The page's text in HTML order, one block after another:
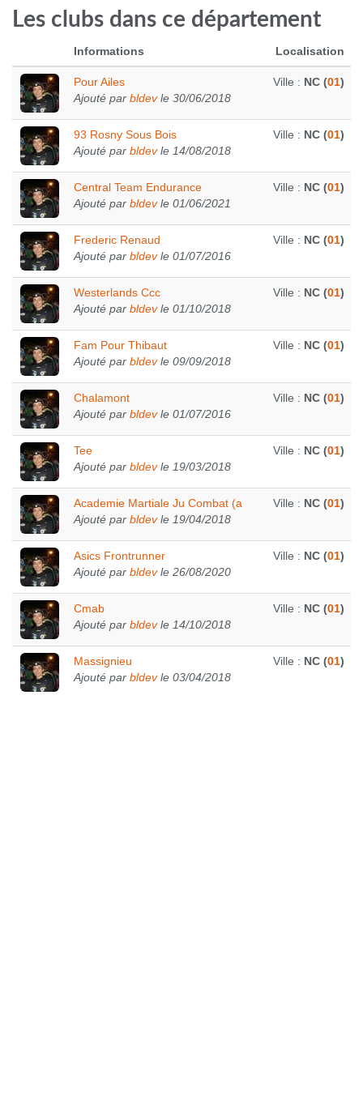
Les clubs dans ce département
Informations Localisation
Pour Ailes
Ajouté par bldevle 30/06/2018
Ville : NC (01)
93 Rosny Sous Bois
Ajouté par bldevle 14/08/2018
Ville : NC (01)
Central Team Endurance
Ajouté par bldevle 01/06/2021
Ville : NC (01)
Frederic Renaud
Ajouté par bldevle 01/07/2016
Ville : NC (01)
Westerlands Ccc
Ajouté par bldevle 01/10/2018
Ville : NC (01)
Fam Pour Thibaut
Ajouté par bldevle 09/09/2018
Ville : NC (01)
Chalamont
Ajouté par bldevle 01/07/2016
Ville : NC (01)
Tee
Ajouté par bldevle 19/03/2018
Ville : NC (01)
Academie Martiale Ju Combat (a
Ajouté par bldevle 19/04/2018
Ville : NC (01)
Asics Frontrunner
Ajouté par bldevle 26/08/2020
Ville : NC (01)
Cmab
Ajouté par bldevle 14/10/2018
Ville : NC (01)
Massignieu
Ajouté par bldevle 03/04/2018
Ville : NC (01)